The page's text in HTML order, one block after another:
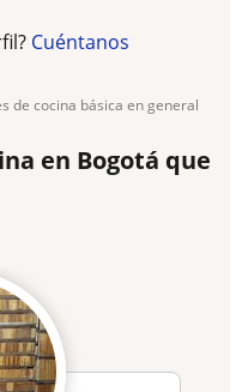
Cuéntanos
de cocina básica en general
en Bogotá que